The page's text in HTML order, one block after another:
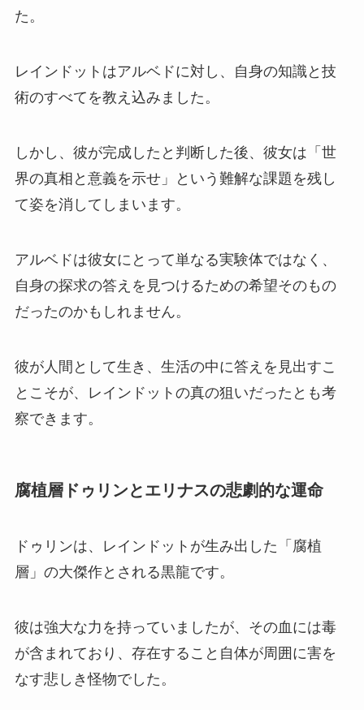
た。
レインドットはアルベドに対し、自身の知識と技
術のすべてを教え込みました。
しかし、彼が完成したと判断した後、彼女は「世
界の真相と意義を示せ」という難解な課題を残し
て姿を消してしまいます。
アルベドは彼女にとって単なる実験体ではなく、
自身の探求の答えを見つけるための希望そのもの
だったのかもしれません。
彼が人間として生き、生活の中に答えを見出すこ
とこそが、レインドットの真の狙いだったとも考
察できます。
腐植層ドゥリンとエリナスの悲劇的な運命
ドゥリンは、レインドットが生み出した「腐植
層」の大傑作とされる黒龍です。
彼は強大な力を持っていましたが、その血には毒
が含まれており、存在すること自体が周囲に害を
なす悲しき怪物でした。